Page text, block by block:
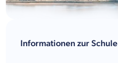
Informationen zur Schule